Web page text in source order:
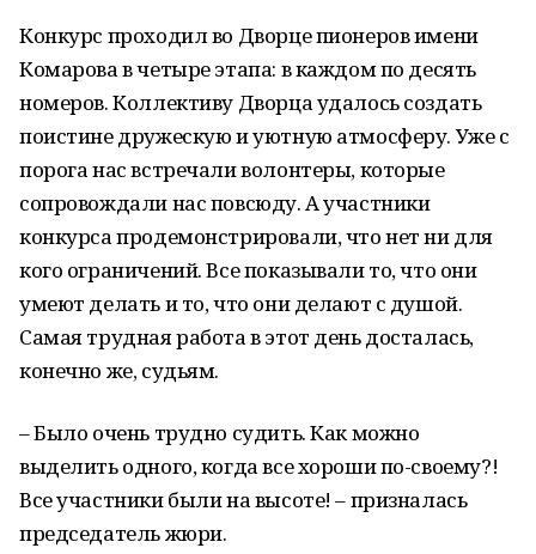
Конкурс проходил во Дворце пионеров имени
Комарова в четыре этапа: в каждом по десять
номеров. Коллективу Дворца удалось создать
поистине дружескую и уютную атмосферу. Уже с
порога нас встречали волонтеры, которые
сопровождали нас повсюду. А участники
конкурса продемонстрировали, что нет ни для
кого ограничений. Все показывали то, что они
умеют делать и то, что они делают с душой.
Самая трудная работа в этот день досталась,
конечно же, судьям.
– Было очень трудно судить. Как можно
выделить одного, когда все хороши по-своему?!
Все участники были на высоте! – призналась
председатель жюри.